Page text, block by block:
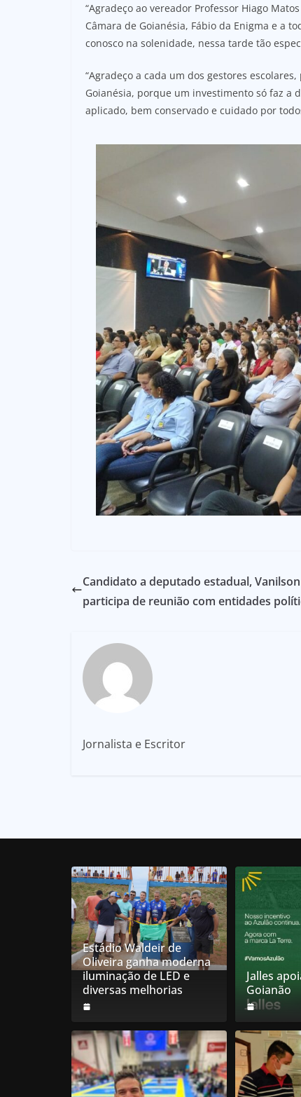
“Agradeço ao vereador Professor Hiago
Câmara de Goianésia, Fábio da Enigma e a
conosco na solenidade, nessa tarde tão
“Agradeço a cada um dos gestores
Goianésia, porque um investimento só faz a
aplicado, bem conservado e cuidado por
Candidato a deputado estadual,
participa de reunião com entidades
Jornalista e Escritor
Estádio Waldeir de
Oliveira ganha moderna
iluminação de LED e
diversas melhorias
Jalles
Goianão